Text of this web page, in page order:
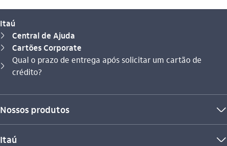
Itaú
seta_direita Central de Ajuda
seta_direita Cartões Corporate
seta_direita
Você está aqui:
Qual o prazo de entrega após solicitar um cartão de
crédito?
Nossos produtos seta_baixo
Itaú seta_baixo